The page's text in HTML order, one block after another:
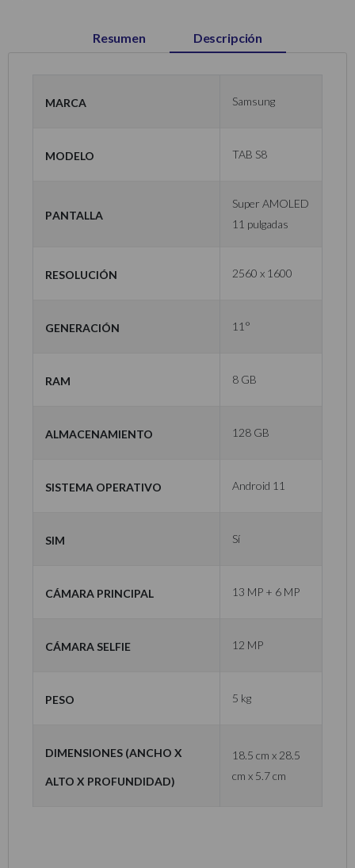
Resumen Descripción
Marca Samsung
Modelo TAB S8
Pantalla
Super AMOLED
11 pulgadas
Resolución 2560 x 1600
Generación 11°
RAM 8 GB
Almacenamiento 128 GB
Sistema Operativo Android 11
SIM Sí
Cámara Principal 13 MP + 6 MP
Cámara Selfie 12 MP
Peso 5 kg
Dimensiones (Ancho x
Alto x Profundidad)
18.5 cm x 28.5
cm x 5.7 cm